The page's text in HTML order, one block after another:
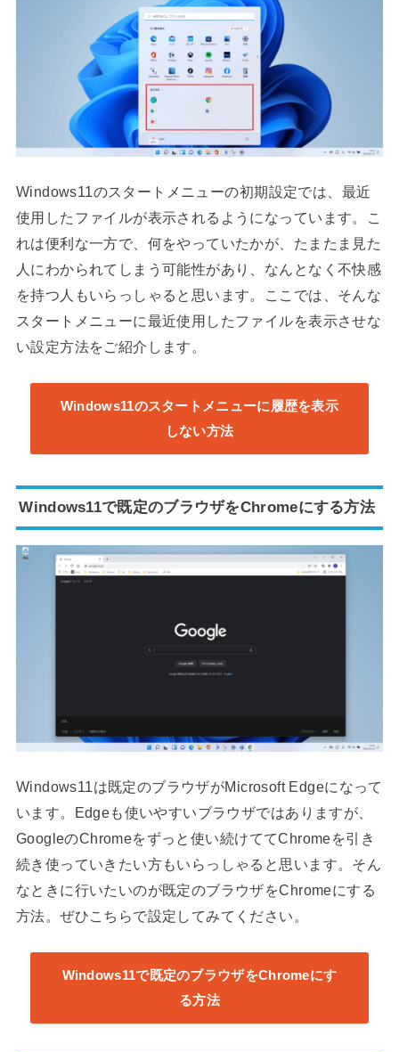
Windows11のスタートメニューの初期設定では、最近
使用したファイルが表示されるようになっています。こ
れは便利な一方で、何をやっていたかが、たまたま見た
人にわかられてしまう可能性があり、なんとなく不快感
を持つ人もいらっしゃると思います。ここでは、そんな
スタートメニューに最近使用したファイルを表示させな
い設定方法をご紹介します。
Windows11のスタートメニューに履歴を表示
しない方法
Windows11で既定のブラウザをChromeにする方法
Windows11は既定のブラウザがMicrosoft Edgeになって
います。Edgeも使いやすいブラウザではありますが、
GoogleのChromeをずっと使い続けててChromeを引き
続き使っていきたい方もいらっしゃると思います。そん
なときに行いたいのが既定のブラウザをChromeにする
方法。ぜひこちらで設定してみてください。
Windows11で既定のブラウザをChromeにす
る方法